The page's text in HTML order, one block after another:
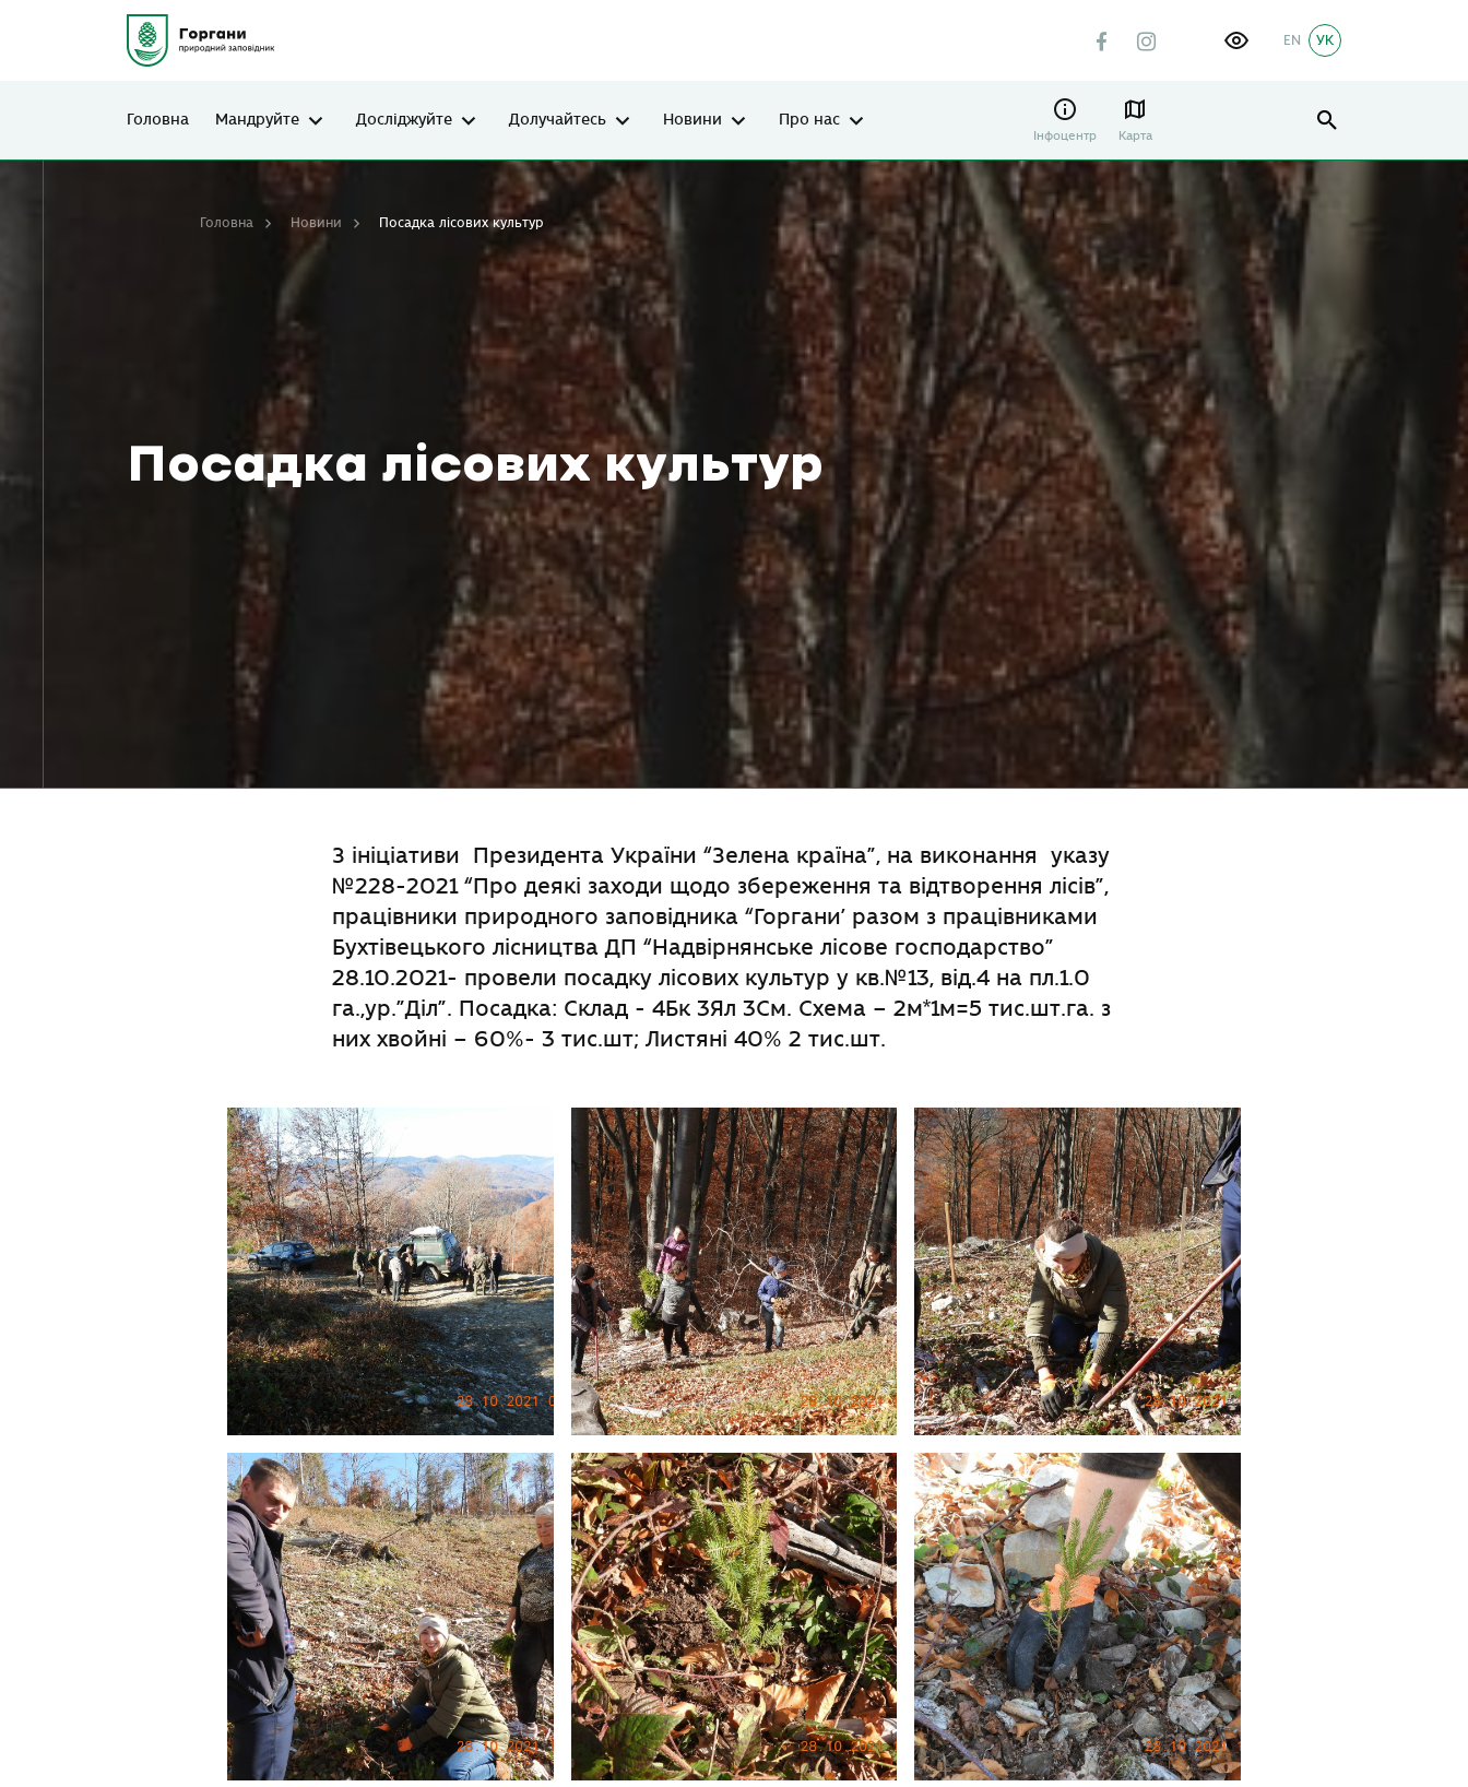
УК
EN
Головна Мандруйте Досліджуйте Долучайтесь Новини Про нас
Інфоцентр Карта
Посадка лісових культур
Головна Новини Посадка лісових культур
З ініціативи Президента України “Зелена країна”, на виконання указу
№228-2021 “Про деякі заходи щодо збереження та відтворення лісів”,
працівники природного заповідника “Горгани’ разом з працівниками
Бухтівецького лісництва ДП “Надвірнянське лісове господарство”
28.10.2021- провели посадку лісових культур у кв.№13, від.4 на пл.1.0
га.,ур.”Діл”. Посадка: Склад - 4Бк 3Ял 3См. Схема – 2м*1м=5 тис.шт.га. з
них хвойні – 60%- 3 тис.шт; Листяні 40% 2 тис.шт.